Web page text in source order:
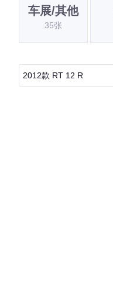
车展/其他
35张
2012款 RT 12 R